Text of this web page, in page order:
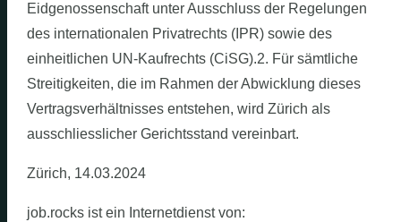
Eidgenossenschaft unter Ausschluss der Regelungen
des internationalen Privatrechts (IPR) sowie des
einheitlichen UN-Kaufrechts (CiSG).2. Für sämtliche
Streitigkeiten, die im Rahmen der Abwicklung dieses
Vertragsverhältnisses entstehen, wird Zürich als
ausschliesslicher Gerichtsstand vereinbart.
Zürich, 14.03.2024
job.rocks ist ein Internetdienst von: